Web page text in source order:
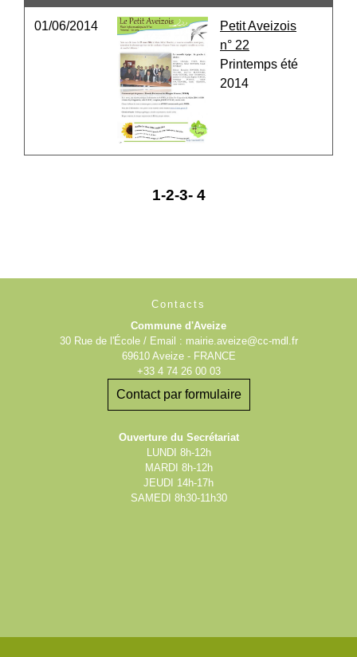
01/06/2014
Petit Aveizois
n° 22
Printemps été
2014
1-2-3- 4
Contacts
Commune d'Aveize
30 Rue de l'École / Email : mairie.aveize@cc-mdl.fr
69610 Aveize - FRANCE
+33 4 74 26 00 03
Contact par formulaire
Ouverture du Secrétariat
LUNDI 8h-12h
MARDI 8h-12h
JEUDI 14h-17h
SAMEDI 8h30-11h30